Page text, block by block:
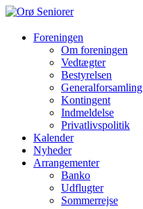
Orø
Seniorer
hyggeligste
hjælper
hinanden
Foreningen
Om foreningen
Vedtægter
Bestyrelsen
Generalforsamling
Kontingent
Indmeldelse
Privatlivspolitik
Kalender
Nyheder
Arrangementer
Banko
Udflugter
Sommerrejse